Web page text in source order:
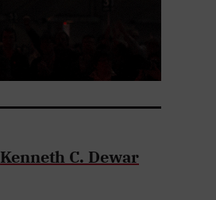
Kenneth C. Dewar